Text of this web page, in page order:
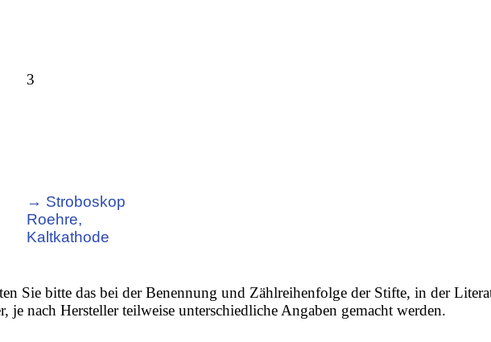
3
→ Stroboskop
Roehre,
Kaltkathode
Sie bitte das bei der Benennung und Zählreihenfolge der Stifte, in der
je nach Hersteller teilweise unterschiedliche Angaben gemacht werden.